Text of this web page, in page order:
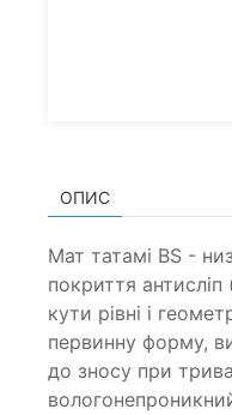
ОПИС
Мат татамі BS -
покриття
кути рівні і
первинну форму,
до зносу при